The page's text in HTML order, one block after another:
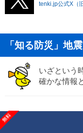
tenki.jp公式X（
「知る防災」地震
いざという
確かな情報